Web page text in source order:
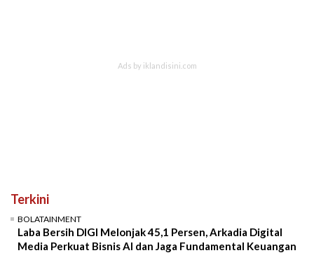
Terkini
BOLATAINMENT
Laba Bersih DIGI Melonjak 45,1 Persen, Arkadia Digital
Media Perkuat Bisnis AI dan Jaga Fundamental Keuangan